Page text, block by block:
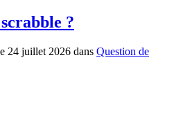
?
24 juillet 2026 dans Question de